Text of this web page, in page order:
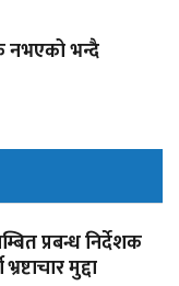
नभएको भन्दै
प्रबन्ध निर्देशक
मुद्दा